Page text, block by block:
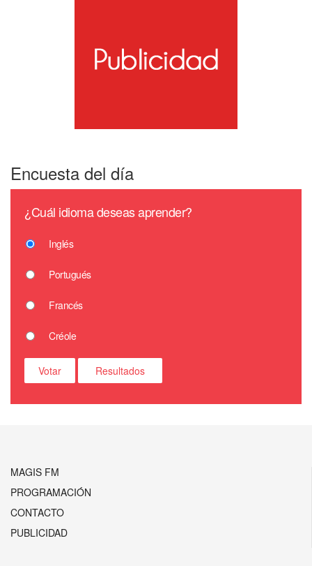
Encuesta del día
¿Cuál idioma deseas aprender?
Inglés
Portugués
Francés
Créole
MAGIS FM
PROGRAMACIÓN
CONTACTO
PUBLICIDAD